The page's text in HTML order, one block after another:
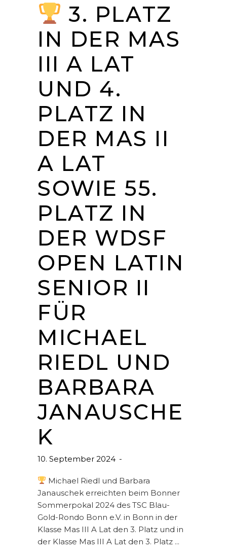
3. PLATZ
IN DER MAS
III A LAT
UND 4.
PLATZ IN
DER MAS II
A LAT
SOWIE 55.
PLATZ IN
DER WDSF
OPEN LATIN
SENIOR II
FÜR
MICHAEL
RIEDL UND
BARBARA
JANAUSCHE
K
10. September 2024
Michael Riedl und Barbara
Janauschek erreichten beim Bonner
Sommerpokal 2024 des TSC Blau-
Gold-Rondo Bonn e.V. in Bonn in der
Klasse Mas III A Lat den 3. Platz und in
der Klasse Mas III A Lat den 3. Platz